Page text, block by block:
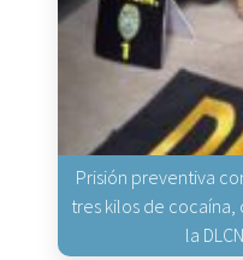
Prisión preventiva
tres kilos de
la